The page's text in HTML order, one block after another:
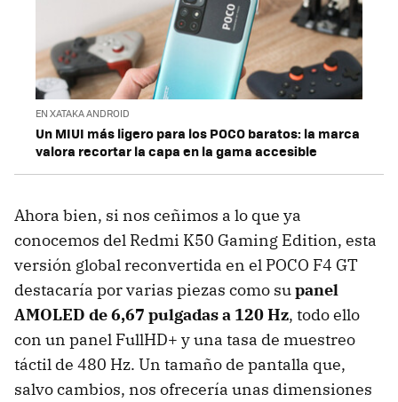
EN XATAKA ANDROID
Un MIUI más ligero para los POCO baratos: la marca
valora recortar la capa en la gama accesible
Ahora bien, si nos ceñimos a lo que ya
conocemos del Redmi K50 Gaming Edition, esta
versión global reconvertida en el POCO F4 GT
destacaría por varias piezas como supanel
AMOLED de 6,67 pulgadas a 120 Hz, todo ello
con un panel FullHD+ y una tasa de muestreo
táctil de 480 Hz. Un tamaño de pantalla que,
salvo cambios, nos ofrecería unas dimensiones